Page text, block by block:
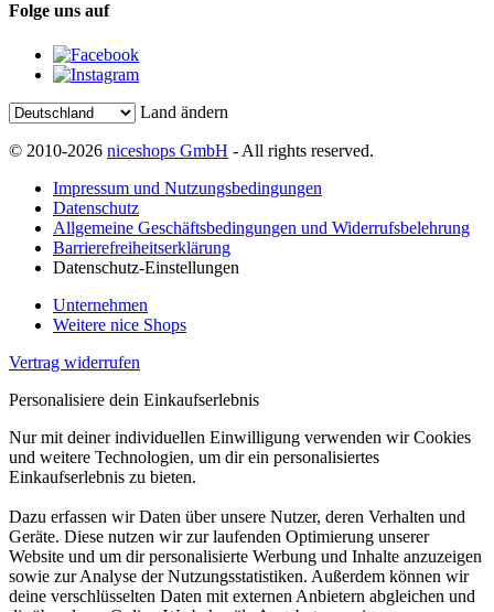
Folge uns auf
Land ändern
© 2010-2026 niceshops GmbH - All rights reserved.
Impressum und Nutzungsbedingungen
Datenschutz
Allgemeine Geschäftsbedingungen und Widerrufsbelehrung
Barrierefreiheitserklärung
Datenschutz-Einstellungen
Unternehmen
Weitere nice Shops
Vertrag widerrufen
Personalisiere dein Einkaufserlebnis
Nur mit deiner individuellen Einwilligung verwenden wir Cookies
und weitere Technologien, um dir ein personalisiertes
Einkaufserlebnis zu bieten.
Dazu erfassen wir Daten über unsere Nutzer, deren Verhalten und
Geräte. Diese nutzen wir zur laufenden Optimierung unserer
Website und um dir personalisierte Werbung und Inhalte anzuzeigen
sowie zur Analyse der Nutzungsstatistiken. Außerdem können wir
deine verschlüsselten Daten mit externen Anbietern abgleichen und